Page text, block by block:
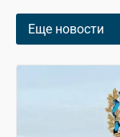
Еще новости